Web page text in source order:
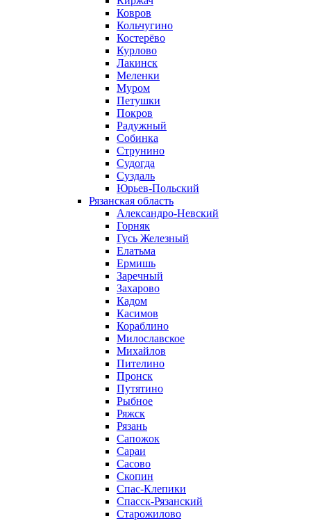
Ковров
Кольчугино
Костерёво
Курлово
Лакинск
Меленки
Муром
Петушки
Покров
Радужный
Собинка
Струнино
Судогда
Суздаль
Юрьев-Польский
Рязанская область
Александро-Невский
Горняк
Гусь Железный
Елатьма
Ермишь
Заречный
Захарово
Кадом
Касимов
Кораблино
Милославское
Михайлов
Пителино
Пронск
Путятино
Рыбное
Ряжск
Рязань
Сапожок
Сараи
Сасово
Скопин
Спас-Клепики
Спасск-Рязанский
Старожилово